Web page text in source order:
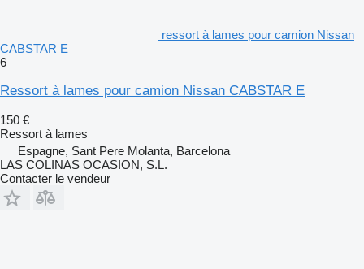
ressort à lames pour camion Nissan
CABSTAR E
6
Ressort à lames pour camion Nissan CABSTAR E
150 €
Ressort à lames
Espagne, Sant Pere Molanta, Barcelona
LAS COLINAS OCASION, S.L.
Contacter le vendeur